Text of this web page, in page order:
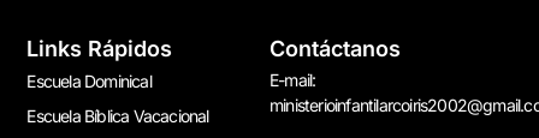
Links Rápidos
Escuela Dominical
Escuela Bíblica Vacacional
Contáctanos
E-mail: